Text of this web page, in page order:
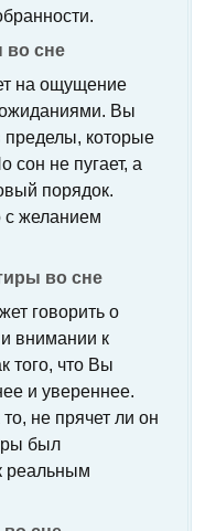
во сне
на ощущение
Вы
пределы, которые
сон не пугает, а
порядок.
с желанием
во сне
говорить о
внимании к
того, что Вы
и увереннее.
не прячет ли он
был
реальным